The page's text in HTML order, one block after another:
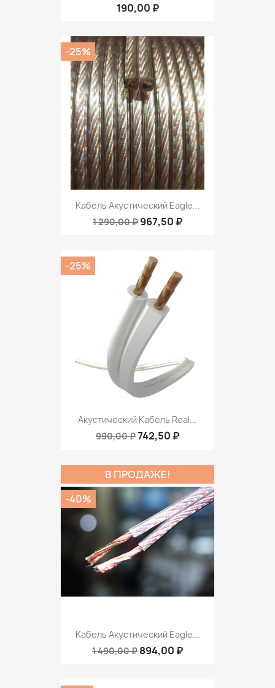
190,00 ₽
Кабель Акустический Eagle...
1 290,00 ₽ 967,50 ₽
-25%
Акустический Кабель Real...
990,00 ₽742,50 ₽
-25%
Кабель Акустический Eagle...
1 490,00 ₽ 894,00 ₽
В ПРОДАЖЕ!
-40%